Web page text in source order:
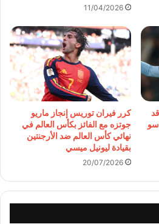
11/04/2026
كرر فيران توريس إنجاز ماريو
جوتزه مع الفائز بكأس العالم في
نهائي كأس العالم ضد الأرجنتين
بقيادة ليونيل ميسي
20/07/2026